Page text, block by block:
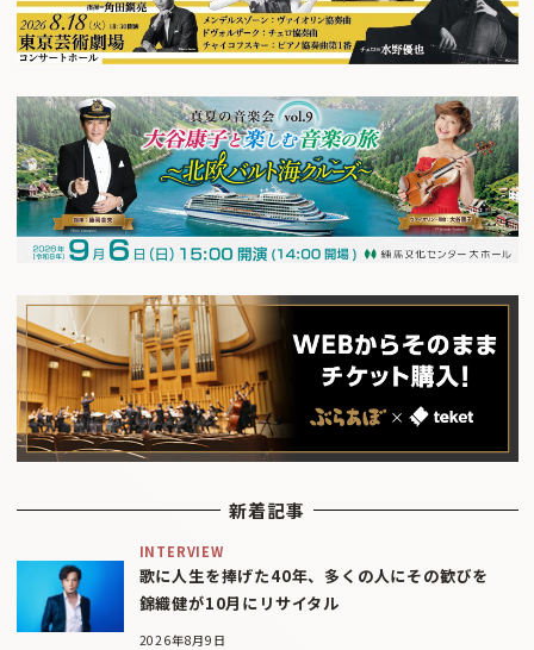
新着記事
INTERVIEW
歌に人生を捧げた40年、多くの人にその歓びを
錦織健が10月にリサイタル
2026年8月9日